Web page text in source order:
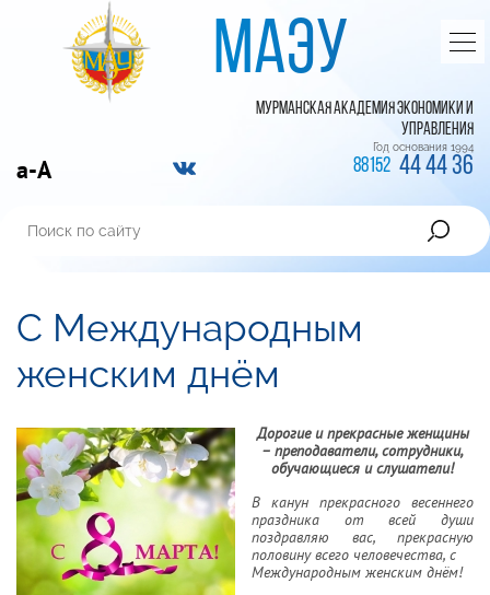
МАЭУ
МУРМАНСКАЯ АКАДЕМИЯ ЭКОНОМИКИ И
УПРАВЛЕНИЯ
Год основания 1994
a-A 88152 44 44 36
С Международным
женским днём
Дорогие и прекрасные женщины
– преподаватели, сотрудники,
обучающиеся и слушатели!
В канун прекрасного весеннего
праздника от всей души
поздравляю вас, прекрасную
половину всего человечества, с
Международным женским днём!